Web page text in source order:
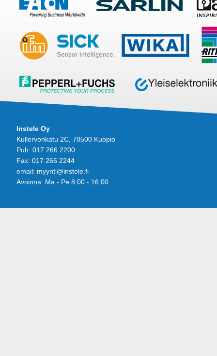
Instele Oy
Kullervonkatu 2C, 70500 Kuopio
Puh: 017 266 2200
Fax: 017 266 2244
email: myynti@instele.fi
Avoinna: Ma - Pe 8.00 - 16.00